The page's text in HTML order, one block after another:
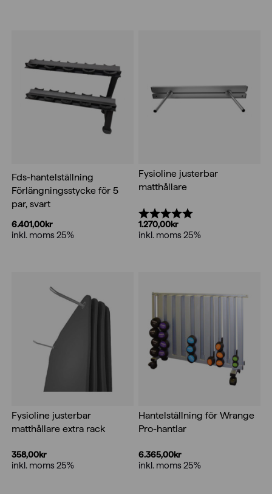
Fds-hantelställning
Förlängningsstycke för 5
par, svart
6.401,00kr
inkl. moms 25%
Fysioline justerbar
matthållare
Betyg:
1.270,00kr
inkl. moms 25%
Fysioline justerbar
matthållare extra rack
358,00kr
inkl. moms 25%
Hantelställning för Wrange
Pro-hantlar
6.365,00kr
inkl. moms 25%